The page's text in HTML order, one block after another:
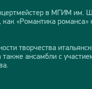
в МГИМ им.
«Романтика романса»
творчества
ансамбли с